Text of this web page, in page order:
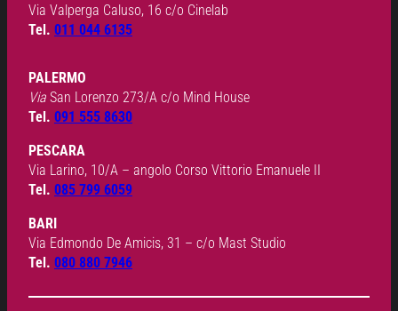
Via Valperga Caluso, 16 c/o Cinelab
Tel. 011 044 6135
PALERMO
Via San Lorenzo 273/A c/o Mind House
Tel. 091 555 8630
PESCARA
Via Larino, 10/A – angolo Corso Vittorio Emanuele II
Tel. 085 799 6059
BARI
Via Edmondo De Amicis, 31 – c/o Mast Studio
Tel. 080 880 7946